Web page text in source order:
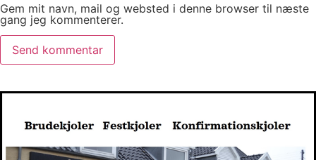
Gem mit navn, mail og websted i denne browser til næste
gang jeg kommenterer.